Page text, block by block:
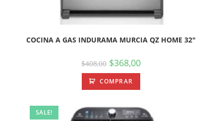
COCINA A GAS INDURAMA MURCIA QZ HOME 32″
$408,00 $368,00
COMPRAR
SALE!